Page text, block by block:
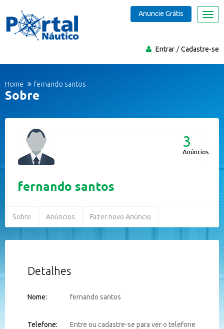
Entrar Cadastre-se
Anuncie Grátis
Home fernando santos
Sobre
fernando santos
3
Anúncios
Sobre Anúncios Fazer novo Anúncio
Detalhes
Nome: fernando santos
Telefone: Entre ou cadastre-se para ver o telefone